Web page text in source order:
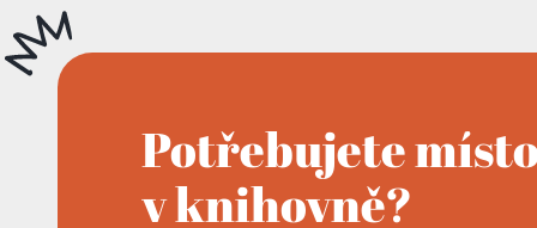
Potřebujete
v knihovně?